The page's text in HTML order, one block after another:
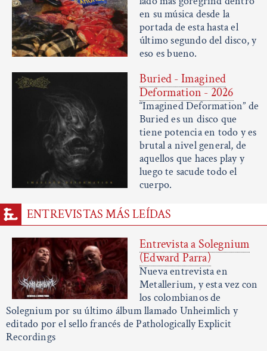
en su música desde la
portada de esta hasta el
último segundo del disco, y
eso es bueno.
Buried - Imagined
Deformation - 2026
“Imagined Deformation” de
Buried es un disco que
tiene potencia en todo y es
brutal a nivel general, de
aquellos que haces play y
luego te sacude todo el
cuerpo.
ENTREVISTAS MÁS LEÍDAS
Entrevista a Solegnium
(Edward Parra)
Nueva entrevista en
Metallerium, y esta vez con
los colombianos de
Solegnium por su último álbum llamado Unheimlich y
editado por el sello francés de Pathologically Explicit
Recordings